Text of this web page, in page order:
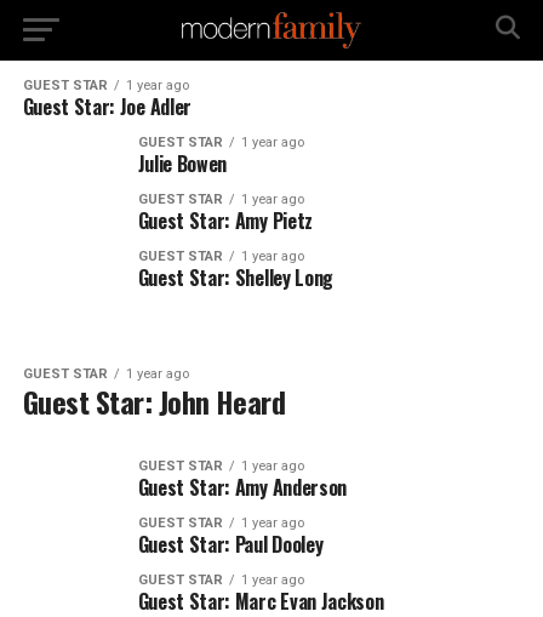
GUEST STAR 1 year ago
Guest Star: Joe Adler
GUEST STAR 1 year ago
Julie Bowen
GUEST STAR 1 year ago
Guest Star: Amy Pietz
GUEST STAR 1 year ago
Guest Star: Shelley Long
GUEST STAR 1 year ago
Guest Star: John Heard
GUEST STAR 1 year ago
Guest Star: Amy Anderson
GUEST STAR 1 year ago
Guest Star: Paul Dooley
GUEST STAR 1 year ago
Guest Star: Marc Evan Jackson